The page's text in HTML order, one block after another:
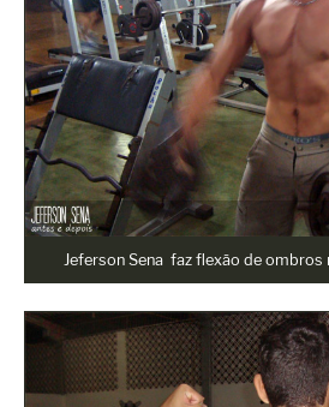
Jeferson Sena faz flexão de ombros